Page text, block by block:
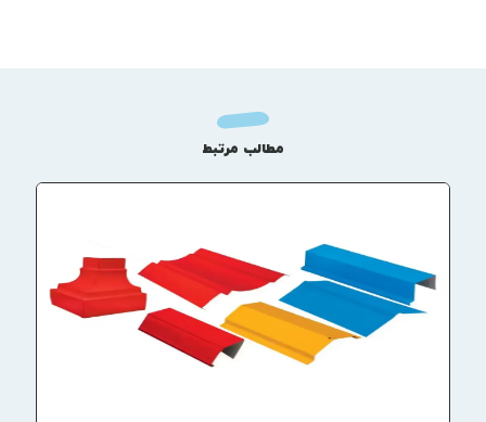
مطالب مرتبط